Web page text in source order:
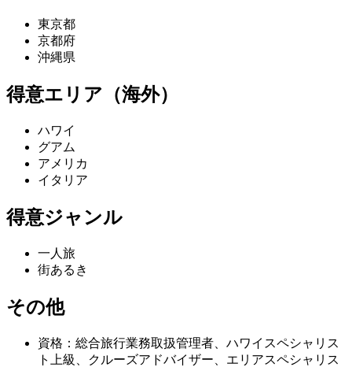
東京都
京都府
沖縄県
得意エリア（海外）
ハワイ
グアム
アメリカ
イタリア
得意ジャンル
一人旅
街あるき
その他
資格：総合旅行業務取扱管理者、ハワイスペシャリス
ト上級、クルーズアドバイザー、エリアスペシャリス